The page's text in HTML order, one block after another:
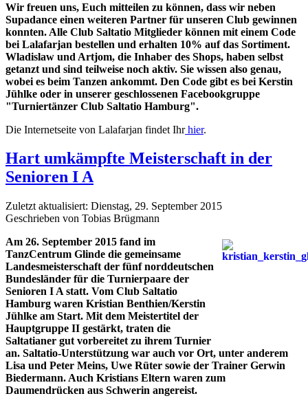
Wir freuen uns, Euch mitteilen zu können, dass wir neben
Supadance einen weiteren Partner für unseren Club gewinnen
konnten. Alle Club Saltatio Mitglieder können mit einem Code
bei Lalafarjan bestellen und erhalten 10% auf das Sortiment.
Wladislaw und Artjom, die Inhaber des Shops, haben selbst
getanzt und sind teilweise noch aktiv. Sie wissen also genau,
wobei es beim Tanzen ankommt. Den Code gibt es bei Kerstin
Jühlke oder in unserer geschlossenen Facebookgruppe
"Turniertänzer Club Saltatio Hamburg".
Die Internetseite von Lalafarjan findet Ihrhier.
Hart umkämpfte Meisterschaft in der
Senioren I A
Zuletzt aktualisiert: Dienstag, 29. September 2015
Geschrieben von Tobias Brügmann
Am 26. September 2015 fand im
TanzCentrum Glinde die gemeinsame
Landesmeisterschaft der fünf norddeutschen
Bundesländer für die Turnierpaare der
Senioren I A statt. Vom Club Saltatio
Hamburg waren Kristian Benthien/Kerstin
Jühlke am Start. Mit dem Meistertitel der
Hauptgruppe II gestärkt, traten die
Saltatianer gut vorbereitet zu ihrem Turnier
an. Saltatio-Unterstützung war auch vor Ort, unter anderem
Lisa und Peter Meins, Uwe Rüter sowie der Trainer Gerwin
Biedermann. Auch Kristians Eltern waren zum
Daumendrücken aus Schwerin angereist.